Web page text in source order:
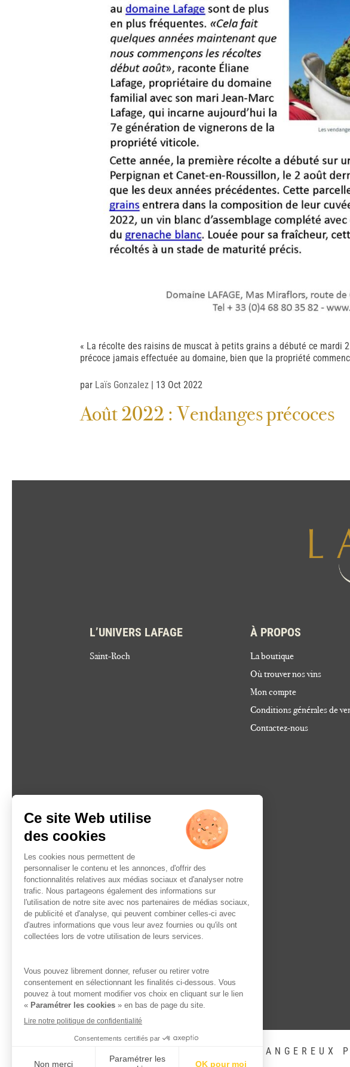
Août 2022 : Vendanges précoces
par Laïs Gonzalez | 13 Oct 2022
« La récolte des raisins de muscat à petits grains a débuté ce mardi
précoce jamais effectuée au domaine, bien que la propriété
L’UNIVERS LAFAGE
Saint-Roch
À PROPOS
La boutique
Où trouver nos vins
Mon compte
Conditions générales de
Contactez-nous
L’ABUS D’ALCOOL EST